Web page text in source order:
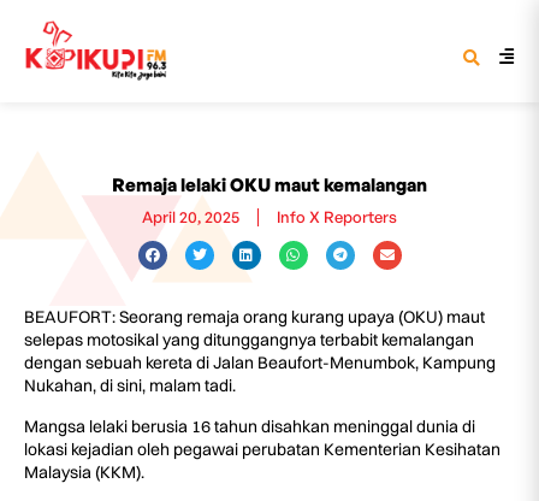
Remaja lelaki OKU maut kemalangan
April 20, 2025 Info X Reporters
BEAUFORT: Seorang remaja orang kurang upaya (OKU) maut
selepas motosikal yang ditunggangnya terbabit kemalangan
dengan sebuah kereta di Jalan Beaufort-Menumbok, Kampung
Nukahan, di sini, malam tadi.
Mangsa lelaki berusia 16 tahun disahkan meninggal dunia di
lokasi kejadian oleh pegawai perubatan Kementerian Kesihatan
Malaysia (KKM).